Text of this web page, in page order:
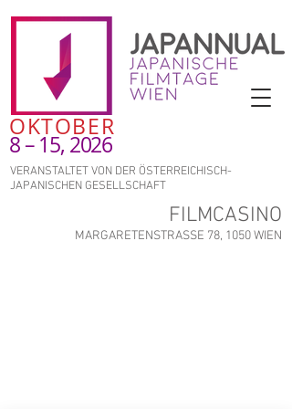
OKTOBER
8 – 15, 2026
VERANSTALTET VON DER ÖSTERREICHISCH-
JAPANISCHEN GESELLSCHAFT
FILMCASINO
MARGARETENSTRASSE 78, 1050 WIEN